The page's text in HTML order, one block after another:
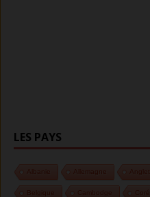
LES PAYS
Albanie Allemagne
Belgique